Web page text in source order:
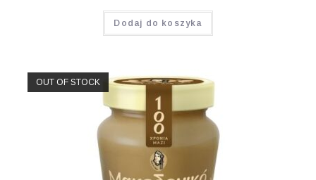
Oceniono
5.00na 5
Dodaj do koszyka
OUT OF STOCK